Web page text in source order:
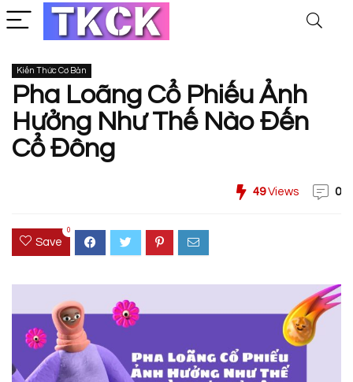
Kiến Thức Cơ Bản
Pha Loãng Cổ Phiếu Ảnh
Hưởng Như Thế Nào Đến
Cổ Đông
49Views 0
Save
0